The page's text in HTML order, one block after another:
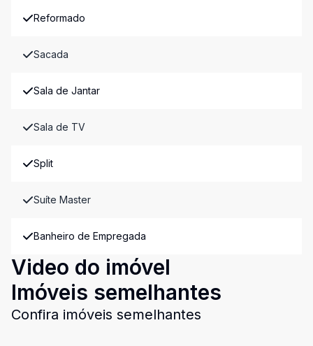
Reformado
Sacada
Sala de Jantar
Sala de TV
Split
Suíte Master
Banheiro de Empregada
Video do imóvel
Imóveis semelhantes
Confira imóveis semelhantes